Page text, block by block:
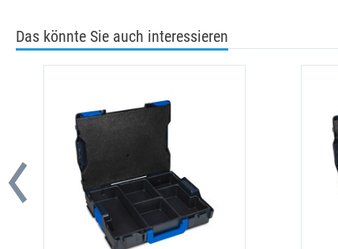
Das könnte Sie auch interessieren